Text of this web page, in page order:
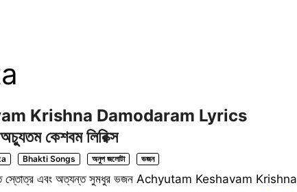
Krishna Damodaram Lyrics
কেশবম লিরিক্স
Bhakti Songs অনুপ জলোটা ভজন
স্তোত্র এবং অত্যন্ত সুমধুর ভজন Achyutam Keshavam Krishna